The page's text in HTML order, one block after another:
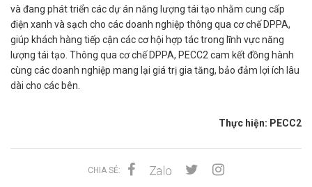
và đang phát triển các dự án năng lượng tái tạo nhằm cung cấp
điện xanh và sạch cho các doanh nghiệp thông qua cơ chế DPPA,
giúp khách hàng tiếp cận các cơ hội hợp tác trong lĩnh vực năng
lượng tái tạo. Thông qua cơ chế DPPA, PECC2 cam kết đồng hành
cùng các doanh nghiệp mang lại giá trị gia tăng, bảo đảm lợi ích lâu
dài cho các bên.
Thực hiện: PECC2
CHIA SẺ: